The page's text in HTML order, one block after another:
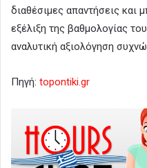
διαθέσιμες απαντήσεις και
εξέλιξη της βαθμολογίας
αναλυτική αξιολόγηση
Πηγή: topontiki.gr